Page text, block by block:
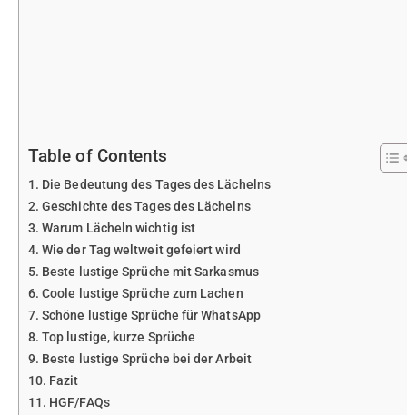
Table of Contents
Die Bedeutung des Tages des Lächelns
Geschichte des Tages des Lächelns
Warum Lächeln wichtig ist
Wie der Tag weltweit gefeiert wird
Beste lustige Sprüche mit Sarkasmus
Coole lustige Sprüche zum Lachen
Schöne lustige Sprüche für WhatsApp
Top lustige, kurze Sprüche
Beste lustige Sprüche bei der Arbeit
Fazit
HGF/FAQs